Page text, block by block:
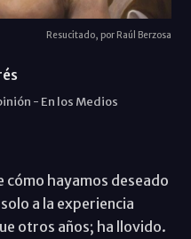
Resucitado, por Raúl Berzosa
- En los Medios
cómo hayamos deseado
a la experiencia
otros años; ha llovido.